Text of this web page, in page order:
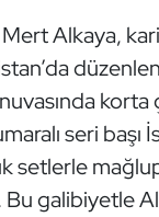
Alkaya,
korta
seri başı
setlerle
galibiyetle